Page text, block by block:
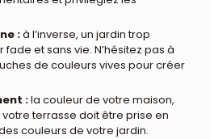
:à l’inverse, un jardin trop
et sans vie. N’hésitez pas à
de couleurs vives pour créer
:la couleur de votre maison,
terrasse doit être prise en
couleurs de votre jardin.